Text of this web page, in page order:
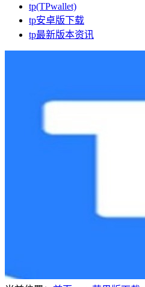
tp(TPwallet)
tp安卓版下载
tp最新版本资讯